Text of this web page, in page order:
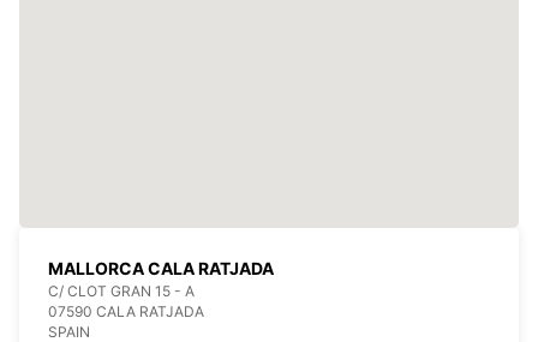
MALLORCA CALA RATJADA
C/ CLOT GRAN 15 - A
07590 CALA RATJADA
SPAIN